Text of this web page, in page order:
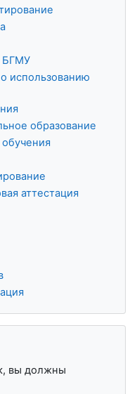
БГМУ
использованию
образование
аттестация
вы должны